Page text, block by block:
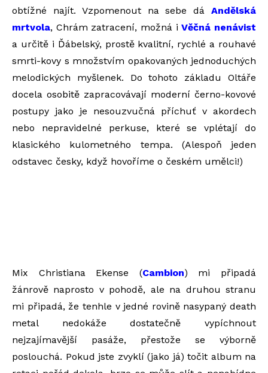
obtížné najít. Vzpomenout na sebe dá Andělská
mrtvola, Chrám zatracení, možná iVěčná nenávist
a určitě i Ďábelský, prostě kvalitní, rychlé a rouhavé
smrti-kovy s množstvím opakovaných jednoduchých
melodických myšlenek. Do tohoto základu Oltáře
docela osobitě zapracovávají moderní černo-kovové
postupy jako je nesouzvučná příchuť v akordech
nebo nepravidelné perkuse, které se vplétají do
klasického kulometného tempa. (Alespoň jeden
odstavec česky, když hovoříme o českém umělci!)
Mix Christiana Ekense (Cambion) mi připadá
žánrově naprosto v pohodě, ale na druhou stranu
mi připadá, že tenhle v jedné rovině nasypaný death
metal nedokáže dostatečně vypíchnout
nejzajímavější pasáže, přestože se výborně
poslouchá. Pokud jste zvyklí (jako já) točit album na